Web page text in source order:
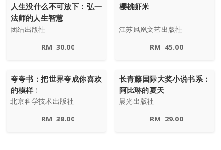
人生没什么不可放下：弘一
法师的人生智慧
团结出版社
RM 30.00
樱桃虾米
江苏凤凰文艺出版社
RM 45.00
夸夸书：把世界夸成你喜欢
的模样！
北京科学技术出版社
RM 38.00
长青藤国际大奖小说书系：
阿比琳的夏天
晨光出版社
RM 29.00